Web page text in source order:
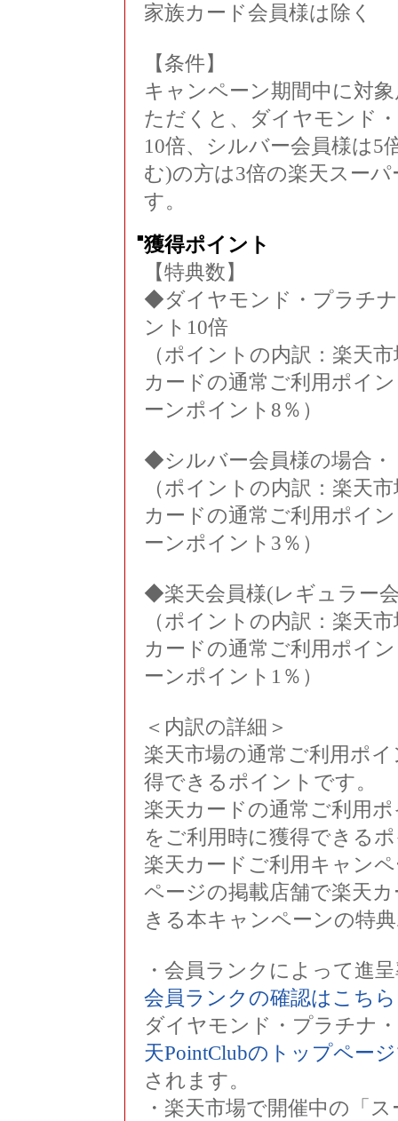
家族カード会員様は除く
【条件】
キャンペーン期間中に対
ただくと、ダイヤモンド
10倍、シルバー会員様は5
む)の方は3倍の楽天スー
す。
■獲得ポイント
【特典数】
◆ダイヤモンド・プラチ
ント10倍
（ポイントの内訳：楽天
カードの通常ご利用ポイ
ーンポイント8％）
◆シルバー会員様の場合・
（ポイントの内訳：楽天
カードの通常ご利用ポイ
ーンポイント3％）
◆楽天会員様(レギュラー
（ポイントの内訳：楽天
カードの通常ご利用ポイ
ーンポイント1％）
＜内訳の詳細＞
楽天市場の通常ご利用ポ
得できるポイントです。
楽天カードの通常ご利用
をご利用時に獲得できる
楽天カードご利用キャン
ページの掲載店舗で楽天
きる本キャンペーンの特
・会員ランクによって進
会員ランクの確認はこちら
ダイヤモンド・プラチナ
天PointClubのトップペー
されます。
・楽天市場で開催中の「